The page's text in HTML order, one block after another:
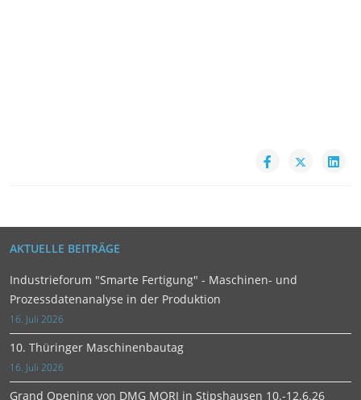
AKTUELLE BEITRÄGE
Industrieforum "Smarte Fertigung" - Maschinen- und
Prozessdatenanalyse in der Produktion
16. Juli 2026
10. Thüringer Maschinenbautag
16. Juli 2026
Grand Opening von DMG MORI in Stipshausen 10.-12.6.26